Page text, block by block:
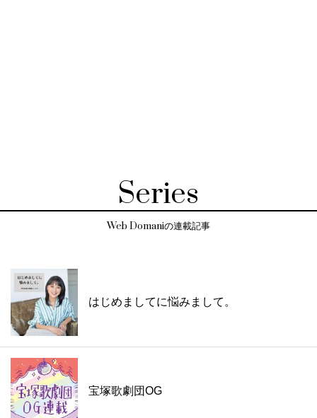
Series
Web Domaniの連載記事
はじめましてに悩みまして。
宝塚歌劇団OG